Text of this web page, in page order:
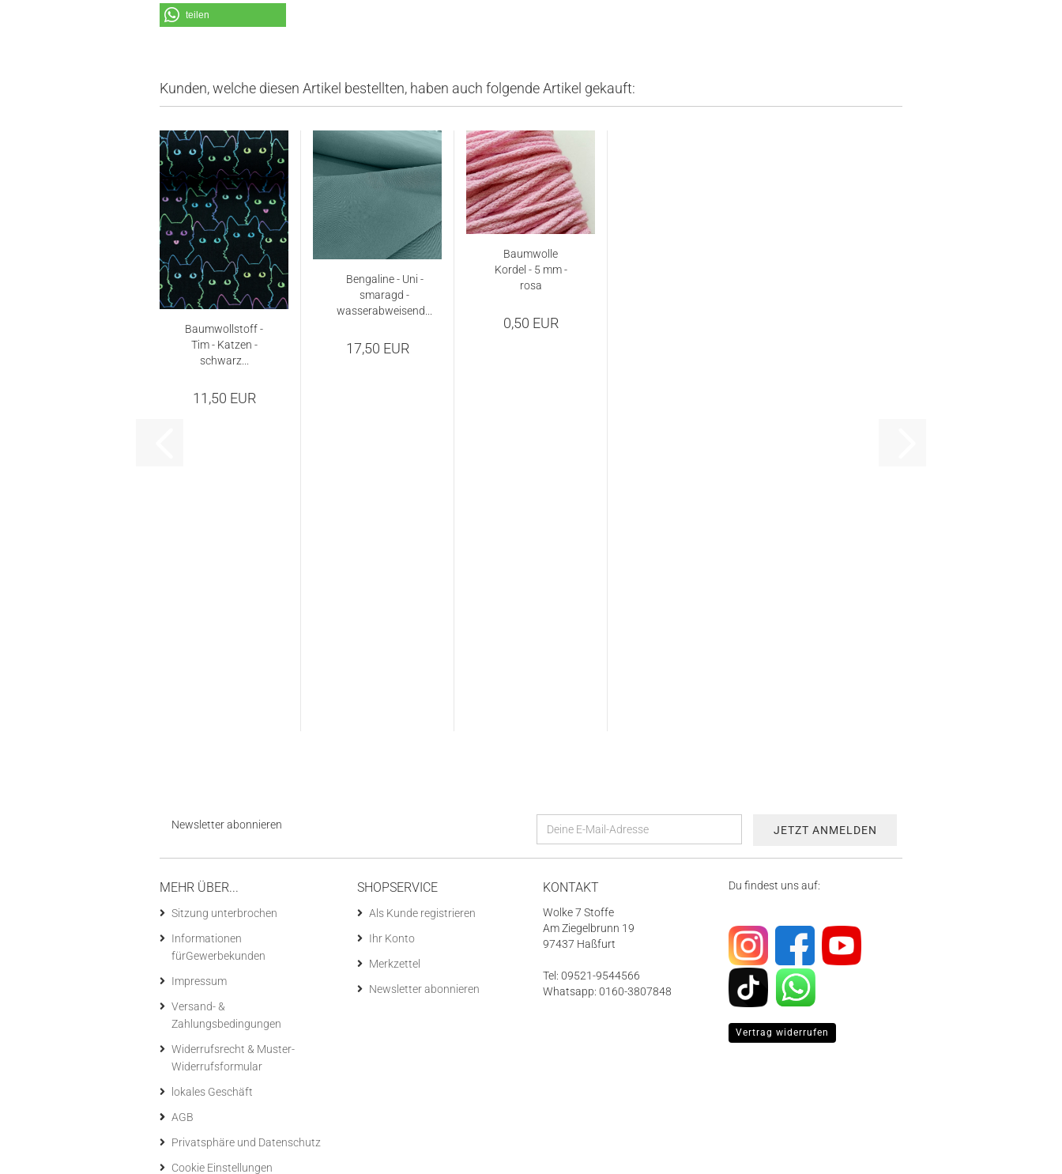
teilen
Kunden, welche diesen Artikel bestellten, haben auch folgende Artikel gekauft:
Baumwollstoff -
Tim - Katzen -
schwarz...
11,50 EUR
Bengaline - Uni -
smaragd -
wasserabweisend...
17,50 EUR
Baumwolle
Kordel - 5 mm -
rosa
0,50 EUR
Newsletter abonnieren
MEHR ÜBER...
Sitzung unterbrochen
Informationen
fürGewerbekunden
Impressum
Versand- &
Zahlungsbedingungen
Widerrufsrecht & Muster-
Widerrufsformular
lokales Geschäft
AGB
Privatsphäre und Datenschutz
Cookie Einstellungen
SHOPSERVICE
Als Kunde registrieren
Ihr Konto
Merkzettel
Newsletter abonnieren
KONTAKT
Wolke 7 Stoffe
Am Ziegelbrunn 19
97437 Haßfurt
Tel: 09521-9544566
Whatsapp: 0160-3807848
Du findest uns auf:
Vertrag widerrufen